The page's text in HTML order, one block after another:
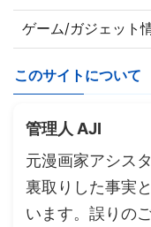
ゲーム/ガジェット
このサイトについて
管理人 AJI
元漫画家アシス
裏取りした事実
います。誤りの